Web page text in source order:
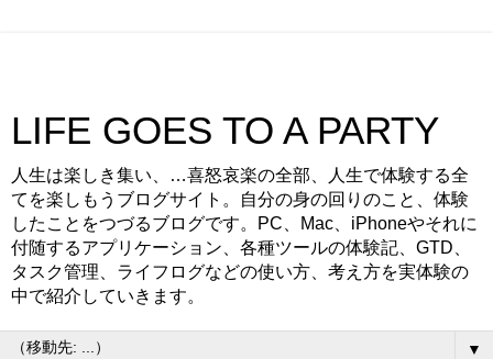
LIFE GOES TO A PARTY
人生は楽しき集い、…喜怒哀楽の全部、人生で体験する全
てを楽しもうブログサイト。自分の身の回りのこと、体験
したことをつづるブログです。PC、Mac、iPhoneやそれに
付随するアプリケーション、各種ツールの体験記、GTD、
タスク管理、ライフログなどの使い方、考え方を実体験の
中で紹介していきます。
▼